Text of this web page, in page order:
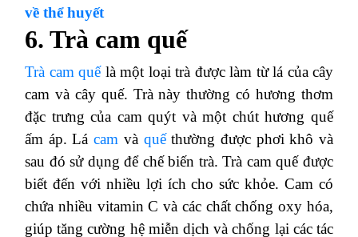
về thể huyết
6. Trà cam quế
Trà cam quếlà một loại trà được làm từ lá của cây
cam và cây quế. Trà này thường có hương thơm
đặc trưng của cam quýt và một chút hương quế
ấm áp. Lácam và quếthường được phơi khô và
sau đó sử dụng để chế biến trà. Trà cam quế được
biết đến với nhiều lợi ích cho sức khỏe. Cam có
chứa nhiều vitamin C và các chất chống oxy hóa,
giúp tăng cường hệ miễn dịch và chống lại các tác